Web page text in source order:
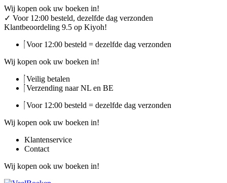
Ga
naar
de
Wij kopen ook uw boeken in!
✓ Voor 12:00 besteld, dezelfde dag verzonden
Klantbeoordeling 9.5 op Kiyoh!
Voor 12:00 besteld = dezelfde dag verzonden
Wij kopen ook uw boeken in!
Veilig betalen
Verzending naar NL en BE
Voor 12:00 besteld = dezelfde dag verzonden
Wij kopen ook uw boeken in!
Klantenservice
Contact
Wij kopen ook uw boeken in!